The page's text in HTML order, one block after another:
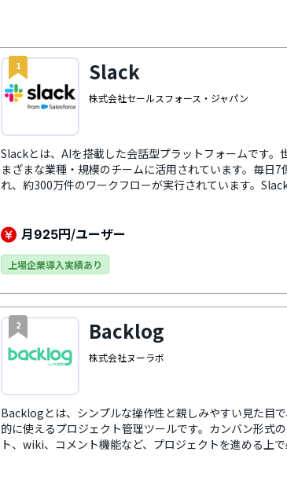
1 Slack
株式会社セールスフォース・ジャパン
Slackとは、AIを搭載した会話型プラットフォームです。
まざまな業種・規模のチームに活用されています。毎日
れ、約300万件のワークフローが実行されています。
ションを安全かつ検索可能な 1 か所に集約でき、生産性
Slack AIを活用すればチームの知見を効率的に引き出せ
キルがなくても定型業務を自動化可能です。さらに、既
るため、業務全体の効率化を実現。Slackは、現代の働き
ス基盤といえるでしょう。
月925円/ユーザー
上場企業導入実績あり
2 Backlog
株式会社ヌーラボ
Backlogとは、シンプルな操作性と親しみやすい見た目
的に使えるプロジェクト管理ツールです。カンバン形式
ト、wiki、コメント機能など、プロジェクトを進める上